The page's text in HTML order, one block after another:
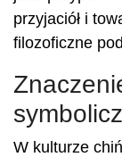
przyjaciół i
filozoficzne
W kulturze